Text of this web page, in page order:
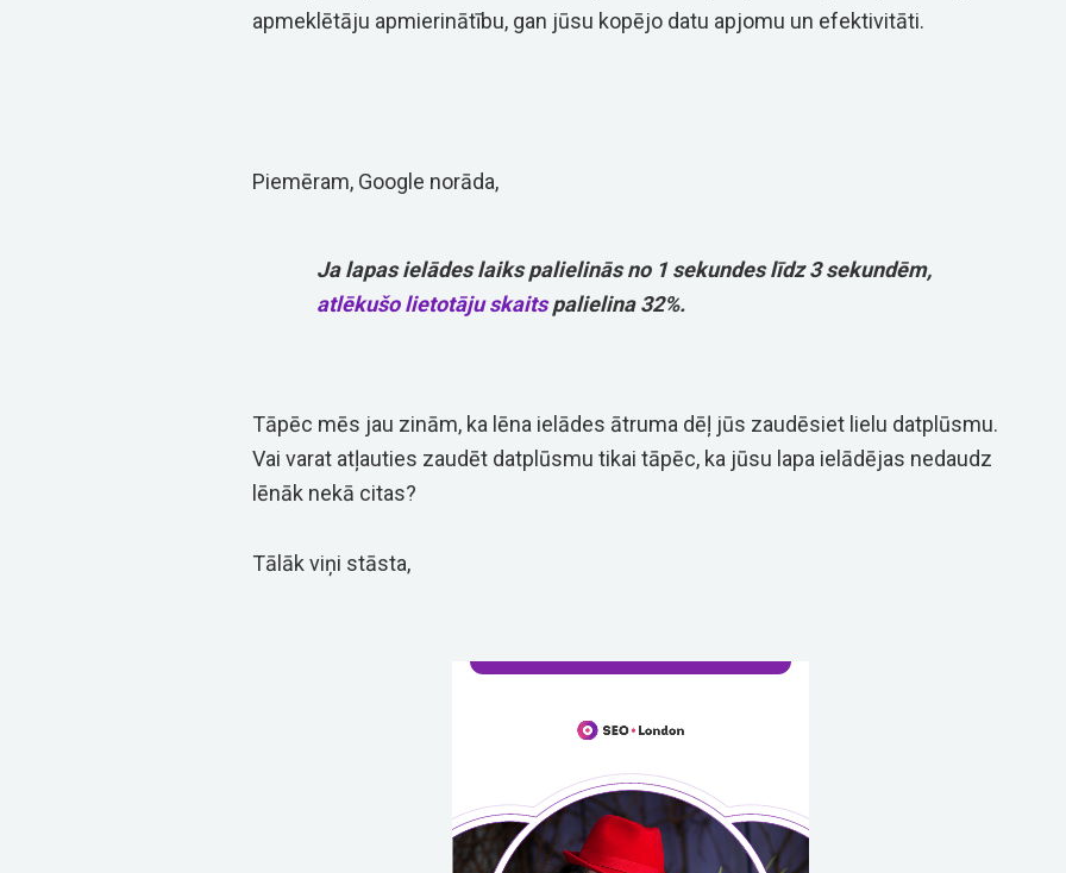
apmeklētāju apmierinātību, gan jūsu kopējo datu apjomu un efektivitāti.
Piemēram, Google norāda,
Ja lapas ielādes laiks palielinās no 1 sekundes līdz 3 sekundēm,
atlēkušo lietotāju skaitspalielina 32%.
Tāpēc mēs jau zinām, ka lēna ielādes ātruma dēļ jūs zaudēsiet lielu datplūsmu.
Vai varat atļauties zaudēt datplūsmu tikai tāpēc, ka jūsu lapa ielādējas nedaudz
lēnāk nekā citas?
Tālāk viņi stāsta,